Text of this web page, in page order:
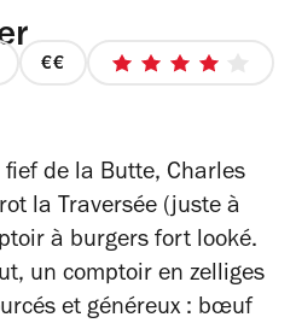
prix
4
4
étoiles
de la Butte, Charles
la Traversée (juste à
à burgers fort looké.
un comptoir en zelliges
et généreux : bœuf